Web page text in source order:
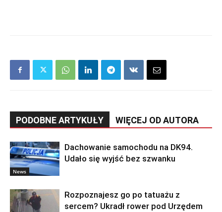
PODOBNE ARTYKUŁY WIĘCEJ OD AUTORA
News
Dachowanie samochodu na DK94.
Udało się wyjść bez szwanku
Rozpoznajesz go po tatuażu z
sercem? Ukradł rower pod Urzędem